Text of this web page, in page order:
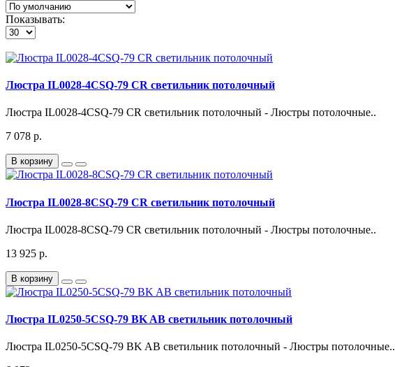
Показывать:
Люстра IL0028-4CSQ-79 CR светильник потолочный
Люстра IL0028-4CSQ-79 CR светильник потолочный - Люстры потолочные..
7 078 р.
В корзину
Люстра IL0028-8CSQ-79 CR светильник потолочный
Люстра IL0028-8CSQ-79 CR светильник потолочный - Люстры потолочные..
13 925 р.
В корзину
Люстра IL0250-5CSQ-79 BK AB светильник потолочный
Люстра IL0250-5CSQ-79 BK AB светильник потолочный - Люстры потолочные..